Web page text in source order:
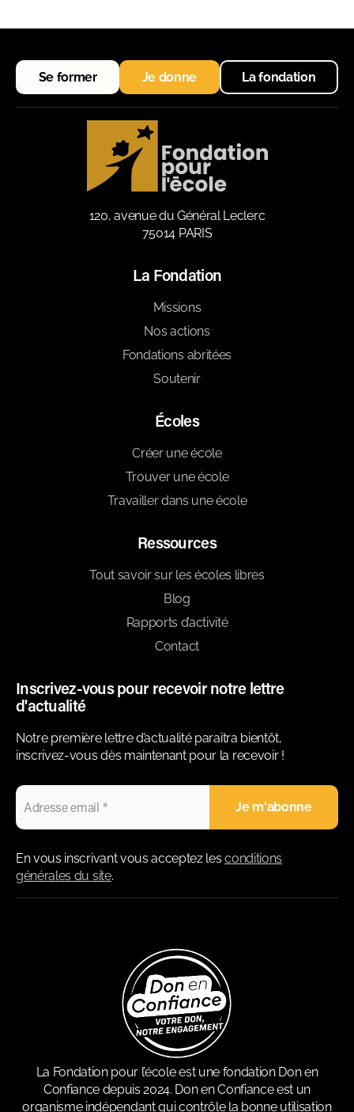
Se former Je donne La fondation
120, avenue du Général Leclerc
75014 PARIS
La Fondation
Missions
Nos actions
Fondations abritées
Soutenir
Écoles
Créer une école
Trouver une école
Travailler dans une école
Ressources
Tout savoir sur les écoles libres
Blog
Rapports d’activité
Contact
Inscrivez-vous pour recevoir notre lettre
d'actualité
Notre première lettre d’actualité paraitra bientôt,
inscrivez-vous dès maintenant pour la recevoir !
En vous inscrivant vous acceptez lesconditions
générales du site.
La Fondation pour l’école est une fondation Don en
Confiance depuis 2024. Don en Confiance est un
organisme indépendant qui contrôle la bonne utilisation